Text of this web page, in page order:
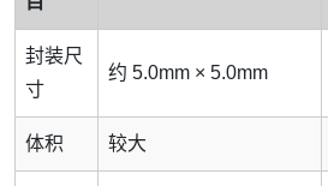
封装尺
寸
约 5.0mm × 5.0mm
体积 较大